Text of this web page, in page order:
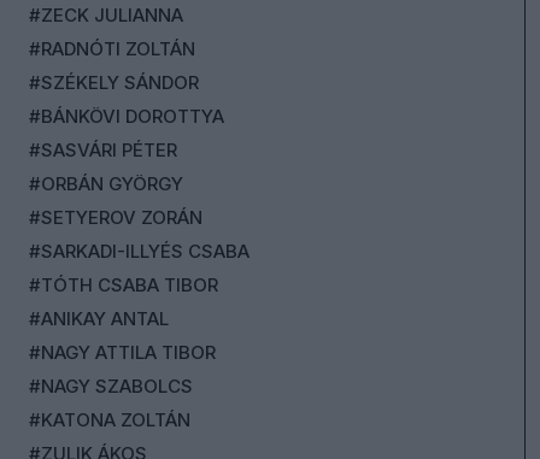
#ZECK JULIANNA
#RADNÓTI ZOLTÁN
#SZÉKELY SÁNDOR
#BÁNKÖVI DOROTTYA
#SASVÁRI PÉTER
#ORBÁN GYÖRGY
#SETYEROV ZORÁN
#SARKADI-ILLYÉS CSABA
#TÓTH CSABA TIBOR
#ANIKAY ANTAL
#NAGY ATTILA TIBOR
#NAGY SZABOLCS
#KATONA ZOLTÁN
#ZULIK ÁKOS